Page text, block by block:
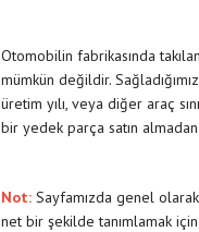
Otomobilin fabrikasında
mümkün değildir.
üretim yılı, veya diğer araç
bir yedek parça satın
Not: Sayfamızda genel
net bir şekilde tanımlamak